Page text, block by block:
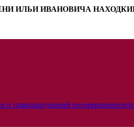
ИЛЬИ ИВАНОВИЧА
и правонарушений